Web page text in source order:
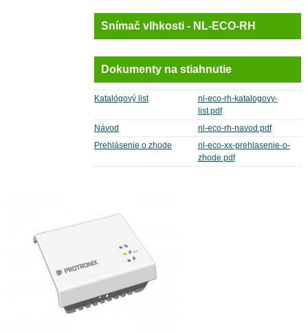
Snímač vlhkosti - NL-ECO-RH
Dokumenty na stiahnutie
Katalógový list
nl-eco-rh-katalogovy-
list.pdf
Návod
nl-eco-rh-navod.pdf
Prehlásenie o zhode
nl-eco-xx-prehlasenie-o-
zhode.pdf